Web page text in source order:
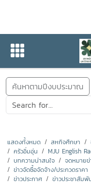
ข่าวสารกิจกร
ค้นหาตามปีงบประมาณ
แสดงทั้งหมด สหกิจศึกษา
ครัวอิ่มอุ่น
MJU English
บทความน่าสนใจ
จดหมายข่
ข่าวจัดซื้อจัดจ้าง/ประกวดราคา
ข่าวประกาศ
ข่าวประชาสัมพั